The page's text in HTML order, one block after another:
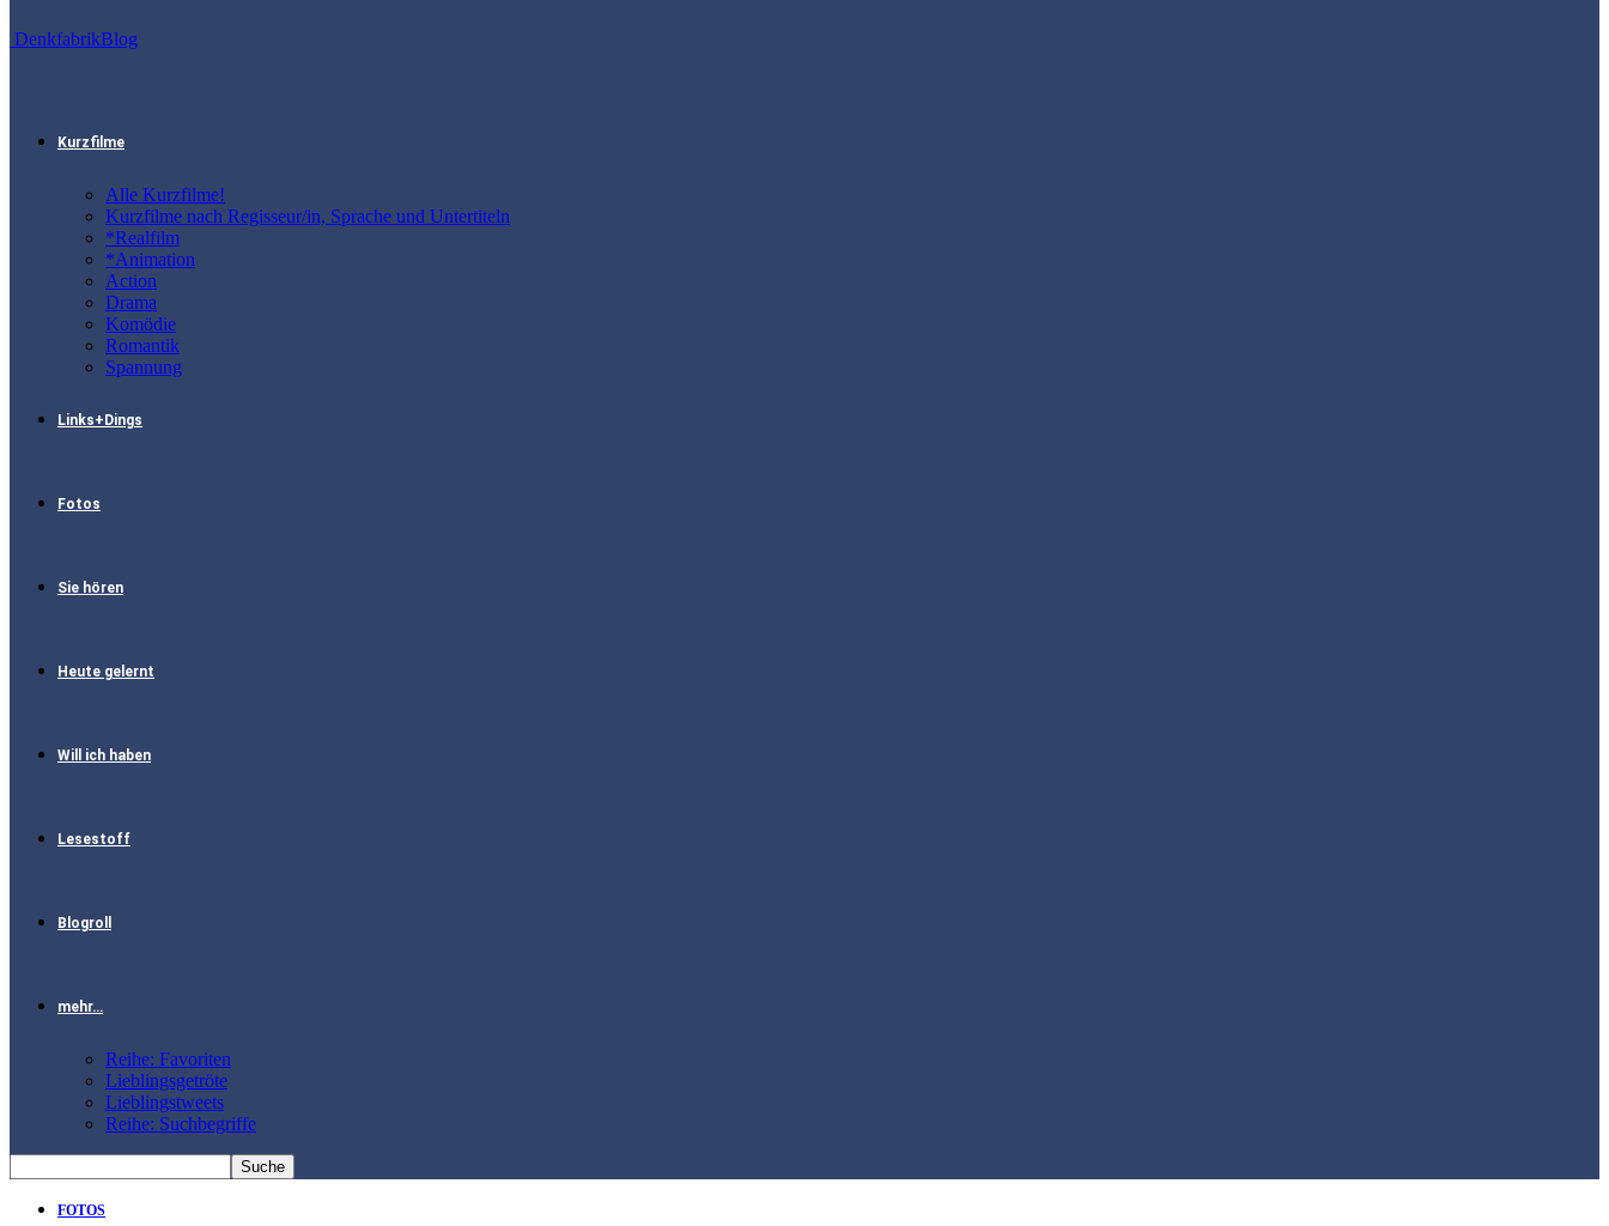
DenkfabrikBlog
Kurzfilme
Alle Kurzfilme!
Kurzfilme nach Regisseur/in, Sprache und Untertiteln
*Realfilm
*Animation
Action
Drama
Komödie
Romantik
Spannung
Links+Dings
Fotos
Sie hören
Heute gelernt
Will ich haben
Lesestoff
Blogroll
mehr…
Reihe: Favoriten
Lieblingsgetröte
Lieblingstweets
Reihe: Suchbegriffe
FOTOS